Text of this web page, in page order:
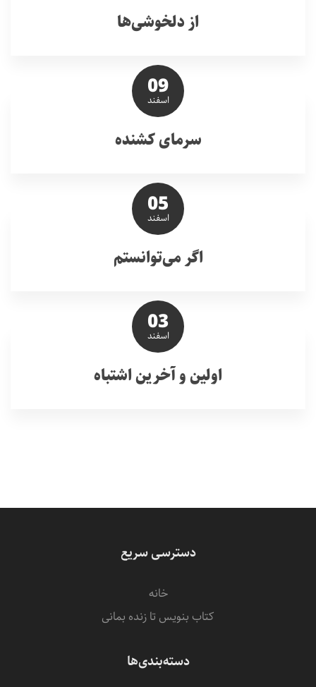
از دلخوشی‌ها
09
اسفند
سرمای کشنده
05
اسفند
اگر می‌توانستم
03
اسفند
اولین و آخرین اشتباه
دسترسی سریع
خانه
کتاب بنویس تا زنده بمانی
دسته‌بندی‌ها